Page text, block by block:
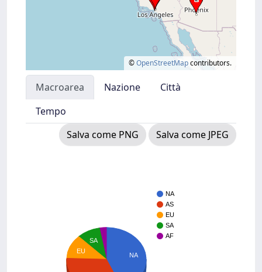
©OpenStreetMapcontributors.
Macroarea Nazione
Città
Tempo
Salva come PNG
Salva come JPEG
NA
AS
EU
SA
AF
NA
SA
EU